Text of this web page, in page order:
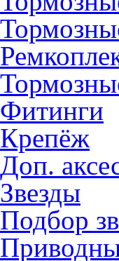
Фитинги
Крепёж
Доп.
Звезды
Подбор